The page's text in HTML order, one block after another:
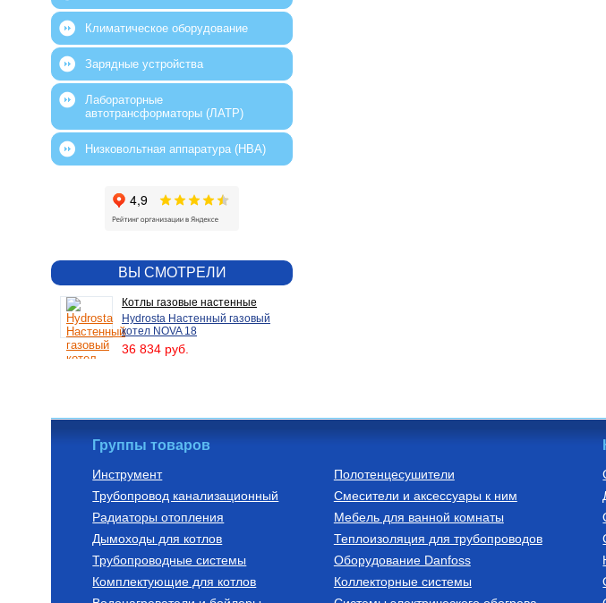
Климатическое оборудование
Зарядные устройства
Лабораторные
автотрансформаторы (ЛАТР)
Низковольтная аппаратура (НВА)
ВЫ СМОТРЕЛИ
Котлы газовые настенные
Hydrosta Настенный газовый
котел NOVA 18
36 834 руб.
Группы товаров
Инструмент
Трубопровод канализационный
Радиаторы отопления
Дымоходы для котлов
Трубопроводные системы
Комплектующие для котлов
Полотенцесушители
Смесители и аксессуары к ним
Мебель для ванной комнаты
Теплоизоляция для трубопроводов
Оборудование Danfoss
Коллекторные системы